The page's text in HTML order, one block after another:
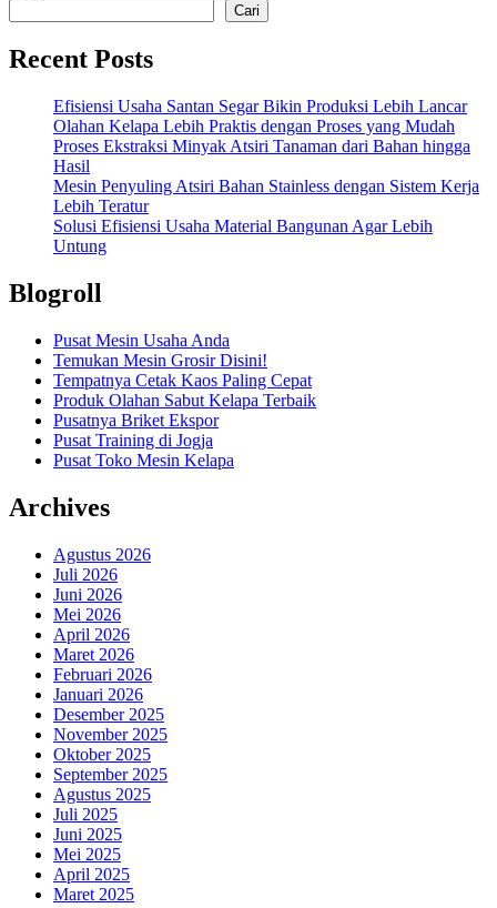
Cari
Recent Posts
Efisiensi Usaha Santan Segar Bikin Produksi Lebih Lancar
Olahan Kelapa Lebih Praktis dengan Proses yang Mudah
Proses Ekstraksi Minyak Atsiri Tanaman dari Bahan hingga
Hasil
Mesin Penyuling Atsiri Bahan Stainless dengan Sistem Kerja
Lebih Teratur
Solusi Efisiensi Usaha Material Bangunan Agar Lebih
Untung
Blogroll
Pusat Mesin Usaha Anda
Temukan Mesin Grosir Disini!
Tempatnya Cetak Kaos Paling Cepat
Produk Olahan Sabut Kelapa Terbaik
Pusatnya Briket Ekspor
Pusat Training di Jogja
Pusat Toko Mesin Kelapa
Archives
Agustus 2026
Juli 2026
Juni 2026
Mei 2026
April 2026
Maret 2026
Februari 2026
Januari 2026
Desember 2025
November 2025
Oktober 2025
September 2025
Agustus 2025
Juli 2025
Juni 2025
Mei 2025
April 2025
Maret 2025